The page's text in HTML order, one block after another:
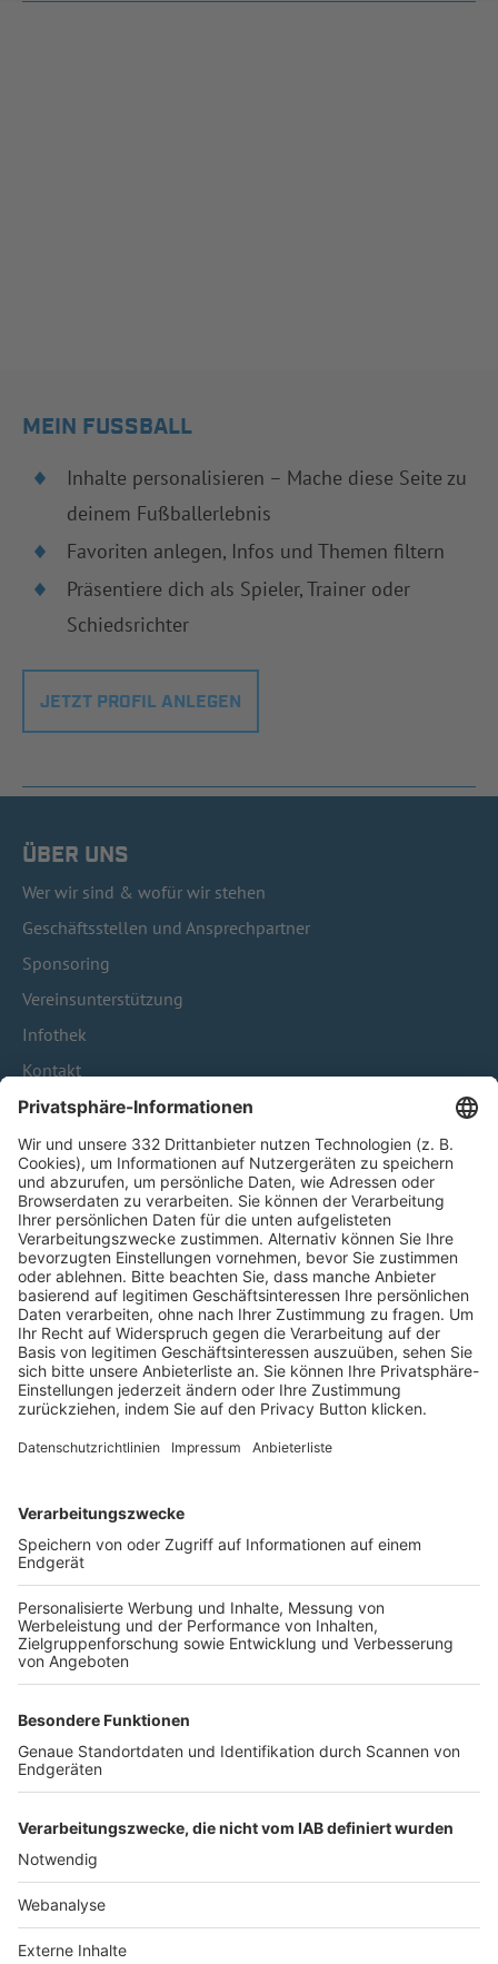
MEIN FUSSBALL
Inhalte personalisieren – Mache diese Seite zu
deinem Fußballerlebnis
Favoriten anlegen, Infos und Themen filtern
Präsentiere dich als Spieler, Trainer oder
Schiedsrichter
JETZT PROFIL ANLEGEN
ÜBER UNS
Wer wir sind & wofür wir stehen
Geschäftsstellen und Ansprechpartner
Sponsoring
Vereinsunterstützung
Infothek
Kontakt
HÄUFIG BESUCHTE SEITEN
Pässe und Vereinswechsel
Trainerausbildung
Schulungsangebot Vereinsmitarbeiter
BFV-Geschäftsstellen
Trainerbörse
Login SpielPlus
FOLGE DEM BFV
TOP-VEREINE
TOP-PARTNER
Nutzungsbedingungen Datenschutz Impressum